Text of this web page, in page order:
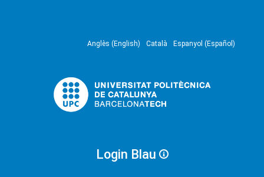
Anglès (English) Català Espanyol (Español)
Login Blau